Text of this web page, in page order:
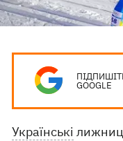
GOOGLE
Українські